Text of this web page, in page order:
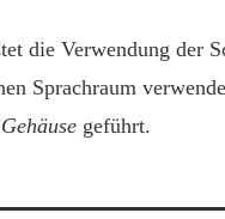
die Verwendung der
Sprachraum
geführt.